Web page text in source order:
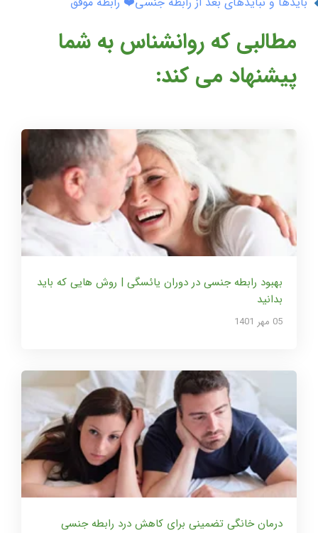
مطالبی که روانشناس به شما
پیشنهاد می کند:
بهبود رابطه جنسی در دوران یائسگی | روش هایی که باید
بدانید
05 مهر 1401
درمان خانگی تضمینی برای کاهش درد رابطه جنسی